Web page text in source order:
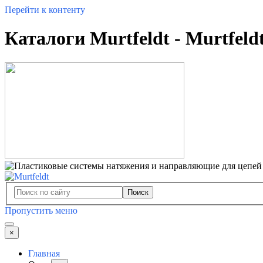
Перейти к контенту
Каталоги Murtfeldt -
Поиск
Пропустить меню
×
Главная